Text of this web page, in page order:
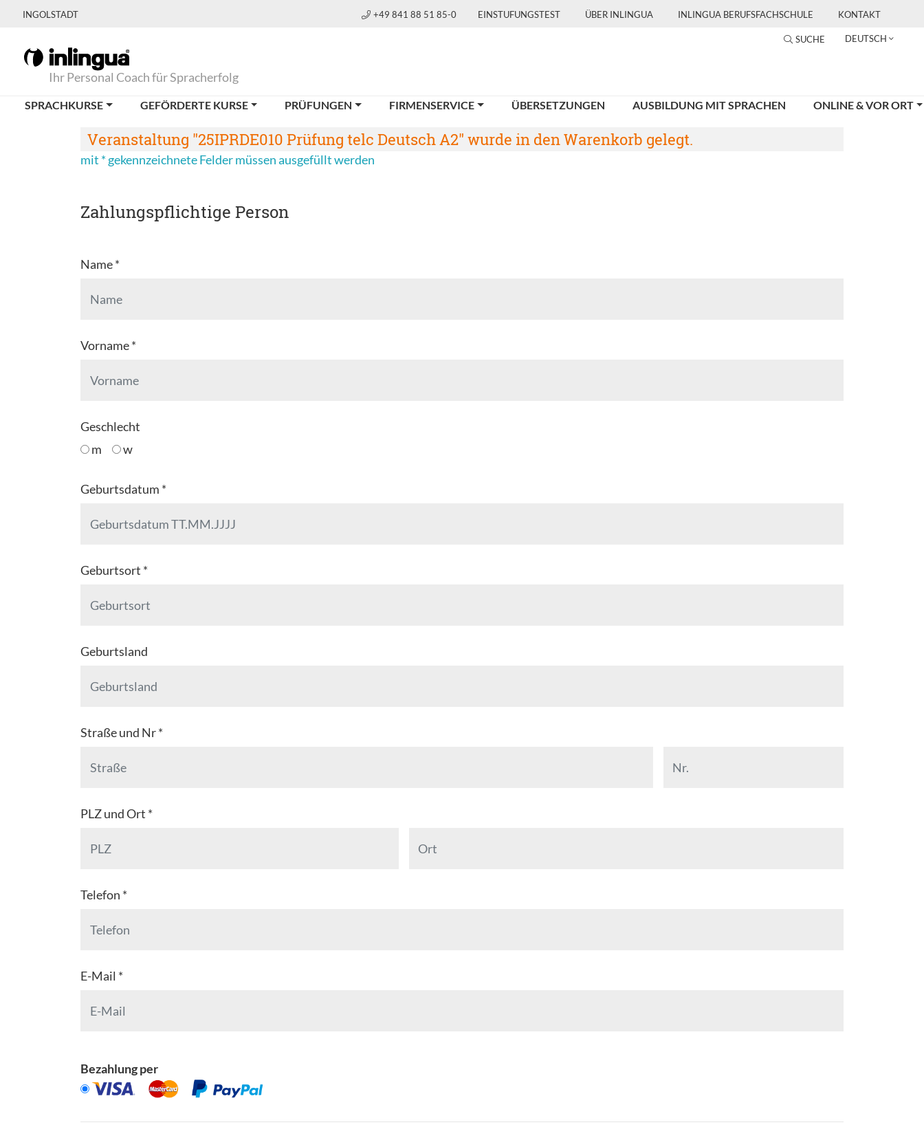
INGOLSTADT +49 841 88 51 85-0 EINSTUFUNGSTEST ÜBER INLINGUA INLINGUA BERUFSFACHSCHULE KONTAKT
SUCHE DEUTSCH
Ihr Personal Coach für Spracherfolg
SPRACHKURSE GEFÖRDERTE KURSE PRÜFUNGEN FIRMENSERVICE ÜBERSETZUNGEN AUSBILDUNG MIT SPRACHEN ONLINE & VOR ORT
Veranstaltung "25IPRDE010 Prüfung telc Deutsch A2" wurde in den Warenkorb gelegt.
mit * gekennzeichnete Felder müssen ausgefüllt werden
Zahlungspflichtige Person
Name *
Vorname *
Geschlecht
m
w
Geburtsdatum *
Geburtsort *
Geburtsland
Straße und Nr *
PLZ und Ort *
Telefon *
E-Mail *
Bezahlung per